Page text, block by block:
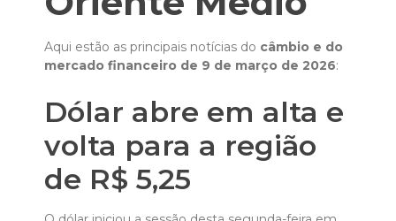
Aqui estão as principais notícias do câmbio e do
mercado financeiro de 9 de março de 2026:
Dólar abre em alta e
volta para a região
de R$ 5,25